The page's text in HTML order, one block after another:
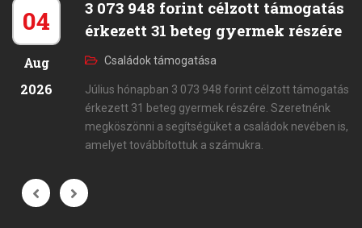
04
Aug
2026
3 073 948 forint célzott támogatás
érkezett 31 beteg gyermek részére
Családok támogatása
Július hónapban 3 073 948 forint célzott támogatás
érkezett 31 beteg gyermek részére. Szeretnénk
megköszönni a segítségüket a családok nevében is,
amelyet továbbítottuk a számukra.